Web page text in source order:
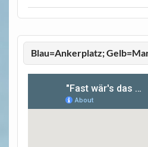
Blau=Ankerplatz;